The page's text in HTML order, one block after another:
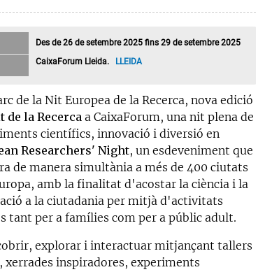
Des de 26 de setembre 2025 fins 29 de setembre 2025
CaixaForum Lleida. LLEIDA
de la Nit Europea de la Recerca, nova edició
de la Recerca a CaixaForum, una nit plena de
científics, innovació i diversió en
Researchers' Night, un esdeveniment que
de manera simultània a més de 400 ciutats
amb la finalitat d'acostar la ciència i la
a la ciutadania per mitjà d'activitats
tant per a famílies com per a públic adult.
explorar i interactuar mitjançant tallers
xerrades inspiradores, experiments